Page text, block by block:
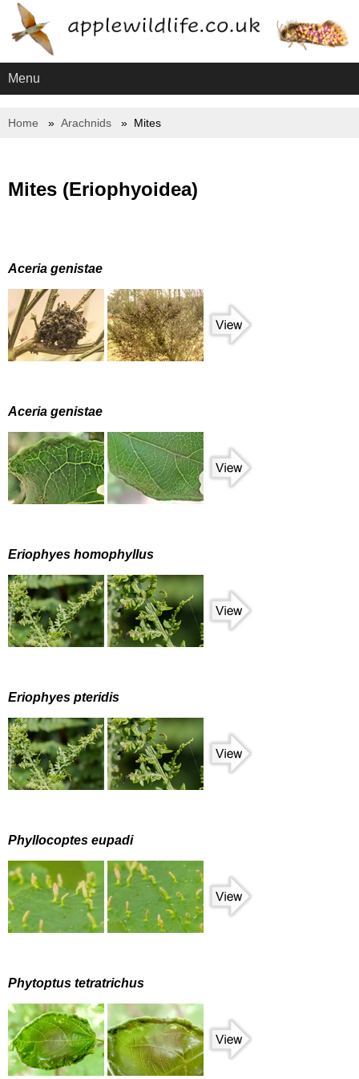
Menu
Home Arachnids Mites
Mites (Eriophyoidea)
Aceria genistae
Aceria genistae
Eriophyes homophyllus
Eriophyes pteridis
Phyllocoptes eupadi
Phytoptus tetratrichus